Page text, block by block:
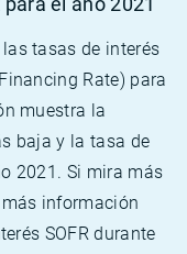
el año 2021
tasas de interés
Rate) para
muestra la
baja y la tasa de
2021. Si mira más
información
SOFR durante